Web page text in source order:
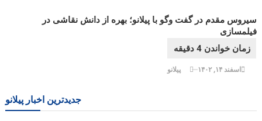
سیروس مقدم در گفت وگو با پیلانو؛ بهره از دانش نقاشی در
فیلمسازی
اسفند ۱۴, ۱۴۰۲ پیلانو
جدیدترین اخبار پیلانو